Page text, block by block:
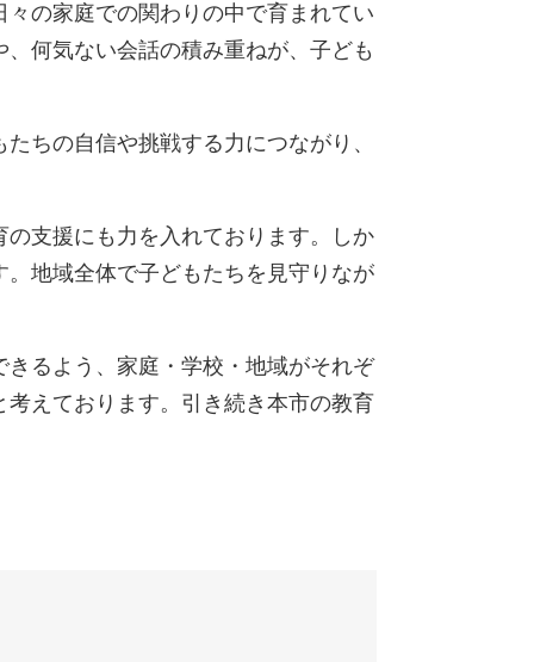
の家庭での関わりの中で育まれてい
何気ない会話の積み重ねが、子ども
ちの自信や挑戦する力につながり、
支援にも力を入れております。しか
地域全体で子どもたちを見守りなが
るよう、家庭・学校・地域がそれぞ
えております。引き続き本市の教育